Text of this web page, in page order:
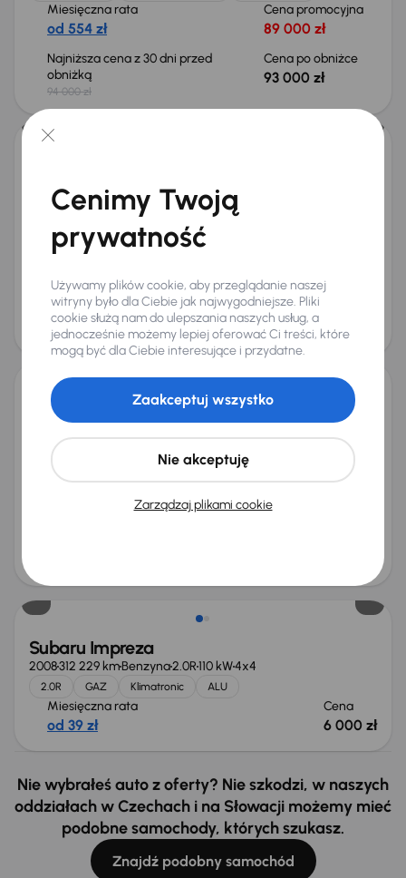
Miesięczna rata
od 554 zł
Cena promocyjna
89 000 zł
Najniższa cena z 30 dni przed
obniżką
94 000 zł
Cena po obniżce
93 000 zł
Taniej o 1 500 zł
114 295 km AutomatBenzyna2.0R
Książka serwisowa Auta krajowe
+9 kolejnych
Miesięczna rata
Najniższa cena z 30 dni przed
obniżką
58 500 zł
Cena po obniżce
57 000 zł
Subaru Impreza
Książka serwisowa
+8 kolejnych
51 500 zł
Subaru Impreza
2008312 229 kmBenzyna2.0R110 kW4x4
2.0R GAZ Klimatronic ALU
Miesięczna rata
od 39 zł
Cena
6 000 zł
Nie wybrałeś auto z oferty? Nie szkodzi, w naszych
oddziałach w Czechach i na Słowacji możemy mieć
podobne samochody, których szukasz.
Znajdź podobny samochód
Cenimy Twoją
prywatność
Używamy plików cookie, aby przeglądanie naszej
witryny było dla Ciebie jak najwygodniejsze. Pliki
cookie służą nam do ulepszania naszych usług, a
jednocześnie możemy lepiej oferować Ci treści, które
mogą być dla Ciebie interesujące i przydatne.
Zarządzaj plikami cookie
Nie akceptuję
Zaakceptuj wszystko